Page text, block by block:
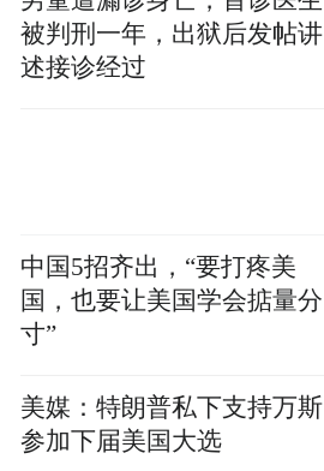
被判刑一年，出狱后发帖讲
述接诊经过
中国5招齐出，“要打疼美
国，也要让美国学会掂量分
寸”
美媒：特朗普私下支持万斯
参加下届美国大选